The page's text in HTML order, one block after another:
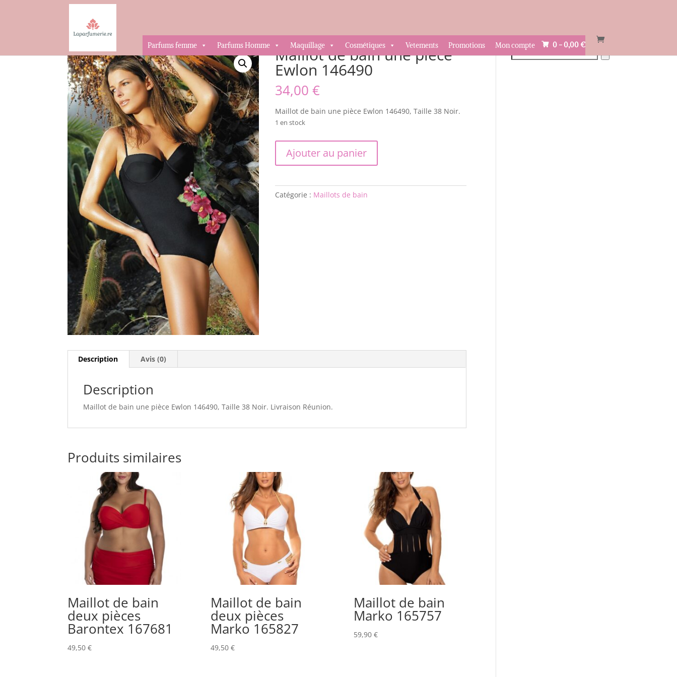
Parfums femme Parfums Homme Maquillage Cosmétiques Vetements Promotions Mon compte 0 -0,00€
Accueil/Vetements Maillots de bain/ Maillot de bain une pièce Ewlon 146490
Maillot de bain une pièce
Ewlon 146490
34,00€
Maillot de bain une pièce Ewlon 146490, Taille 38 Noir.
1 en stock
Maillot
bain
Ajouter au panier
Catégorie : Maillots de bain
Description Avis (0)
Description
Maillot de bain une pièce Ewlon 146490, Taille 38 Noir. Livraison Réunion.
Produits similaires
Maillot de bain
deux pièces
Barontex 167681
49,50€
Maillot de bain
deux pièces
Marko 165827
49,50 €
Maillot de bain
Marko 165757
59,90 €
Recherche